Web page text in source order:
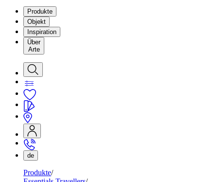
Produkte
Objekt
Inspiration
Über
Arte
de
Produkte